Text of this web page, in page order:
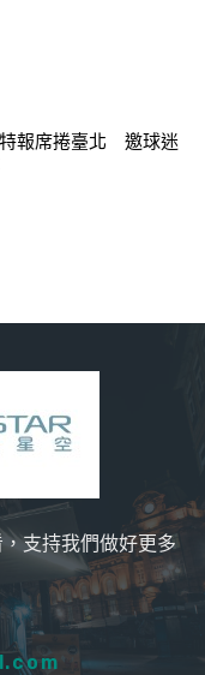
報席捲臺北 邀球迷
支持我們做好更多